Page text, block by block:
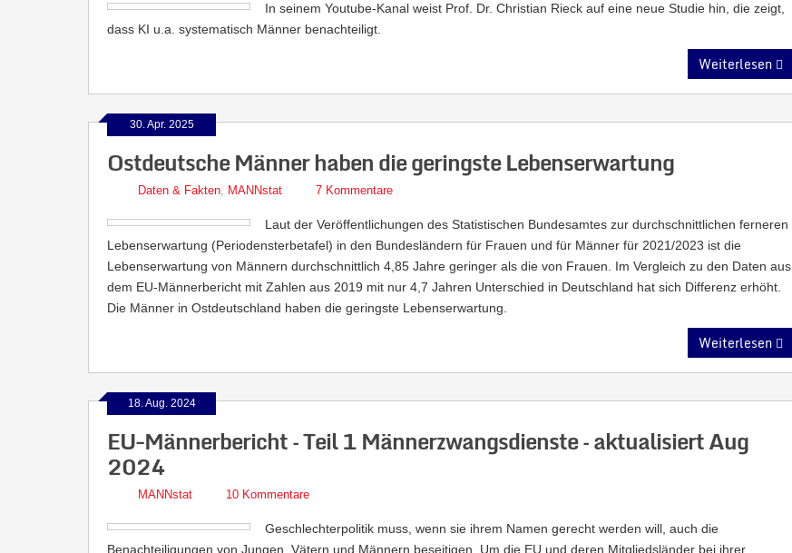
In seinem Youtube-Kanal weist Prof. Dr. Christian Rieck auf eine neue Studie hin, die zeigt,
dass KI u.a. systematisch Männer benachteiligt.
Weiterlesen
30. Apr. 2025
Ostdeutsche Männer haben die geringste Lebenserwartung
Daten & Fakten, MANNstat 7 Kommentare
Laut der Veröffentlichungen des Statistischen Bundesamtes zur durchschnittlichen ferneren
Lebenserwartung (Periodensterbetafel) in den Bundesländern für Frauen und für Männer für 2021/2023 ist die
Lebenserwartung von Männern durchschnittlich 4,85 Jahre geringer als die von Frauen. Im Vergleich zu den Daten aus
dem EU-Männerbericht mit Zahlen aus 2019 mit nur 4,7 Jahren Unterschied in Deutschland hat sich Differenz erhöht.
Die Männer in Ostdeutschland haben die geringste Lebenserwartung.
Weiterlesen
18. Aug. 2024
EU-Männerbericht – Teil 1 Männerzwangsdienste – aktualisiert Aug
2024
MANNstat 10 Kommentare
Geschlechterpolitik muss, wenn sie ihrem Namen gerecht werden will, auch die
Benachteiligungen von Jungen, Vätern und Männern beseitigen. Um die EU und deren Mitgliedsländer bei ihrer